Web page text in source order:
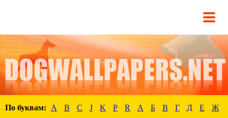
По буквам: A B C J K P R А Б В Г Д Е
Ж